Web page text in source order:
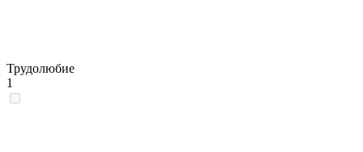
Трудолюбие
1